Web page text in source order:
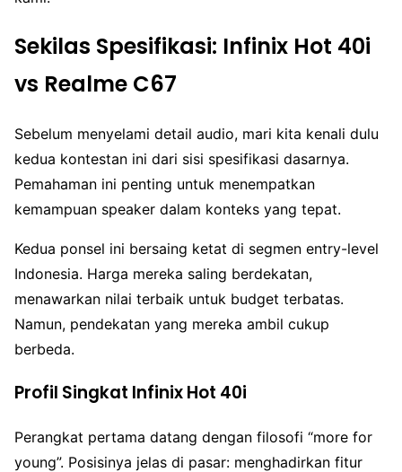
Sekilas Spesifikasi: Infinix Hot 40i
vs Realme C67
Sebelum menyelami detail audio, mari kita kenali dulu
kedua kontestan ini dari sisi spesifikasi dasarnya.
Pemahaman ini penting untuk menempatkan
kemampuan speaker dalam konteks yang tepat.
Kedua ponsel ini bersaing ketat di segmen entry-level
Indonesia. Harga mereka saling berdekatan,
menawarkan nilai terbaik untuk budget terbatas.
Namun, pendekatan yang mereka ambil cukup
berbeda.
Profil Singkat Infinix Hot 40i
Perangkat pertama datang dengan filosofi “more for
young”. Posisinya jelas di pasar: menghadirkan fitur